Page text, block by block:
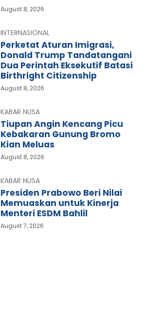
August 8, 2026
INTERNASIONAL
Perketat Aturan Imigrasi,
Donald Trump Tandatangani
Dua Perintah Eksekutif Batasi
Birthright Citizenship
August 8, 2026
KABAR NUSA
Tiupan Angin Kencang Picu
Kebakaran Gunung Bromo
Kian Meluas
August 8, 2026
KABAR NUSA
Presiden Prabowo Beri Nilai
Memuaskan untuk Kinerja
Menteri ESDM Bahlil
August 7, 2026